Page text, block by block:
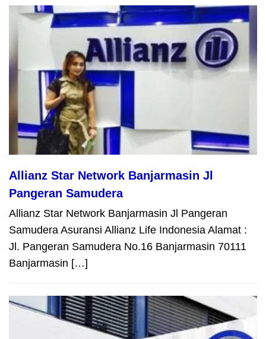
Allianz Star Network Banjarmasin Jl
Pangeran Samudera
Allianz Star Network Banjarmasin Jl Pangeran
Samudera Asuransi Allianz Life Indonesia Alamat :
Jl. Pangeran Samudera No.16 Banjarmasin 70111
Banjarmasin […]